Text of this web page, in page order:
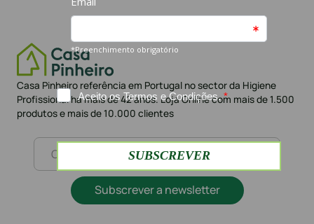
Casa Pinheiro referência em Portugal no sector da Higiene
Profissional há mais de 42 anos. Loja Online com mais de 1.500
produtos e mais de 10.000 clientes
Subscrever a newsletter